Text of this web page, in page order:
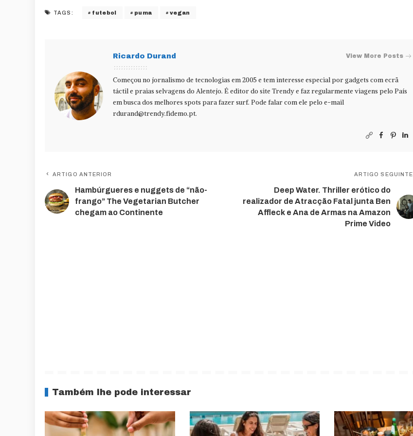
TAGS: futebol puma vegan
Ricardo Durand View More Posts
Começou no jornalismo de tecnologias em 2005 e tem interesse especial por gadgets com ecrã
táctil e praias selvagens do Alentejo. É editor do site Trendy e faz regularmente viagens pelo País
em busca dos melhores spots para fazer surf. Pode falar com ele pelo e-mail
rdurand@trendy.fidemo.pt.
ARTIGO ANTERIOR
Hambúrgueres e nuggets de “não-
frango” The Vegetarian Butcher
chegam ao Continente
ARTIGO SEGUINTE
Deep Water. Thriller erótico do
realizador de Atracção Fatal junta Ben
Affleck e Ana de Armas na Amazon
Prime Video
Também lhe pode interessar